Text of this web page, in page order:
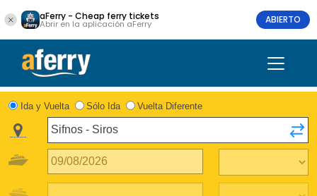
aFerry - Cheap ferry tickets
Abrir en la aplicación aFerry ABIERTO
Ida y Vuelta Sólo Ida Vuelta Diferente